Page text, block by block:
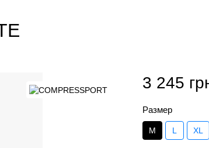
3 245
Размер
M L XL